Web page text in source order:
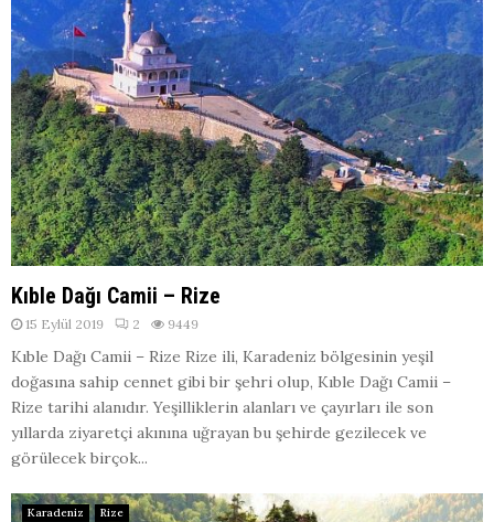
Kıble Dağı Camii – Rize
15 Eylül 2019 2 9449
Kıble Dağı Camii – Rize Rize ili, Karadeniz bölgesinin yeşil
doğasına sahip cennet gibi bir şehri olup, Kıble Dağı Camii –
Rize tarihi alanıdır. Yeşilliklerin alanları ve çayırları ile son
yıllarda ziyaretçi akınına uğrayan bu şehirde gezilecek ve
görülecek birçok...
Karadeniz Rize